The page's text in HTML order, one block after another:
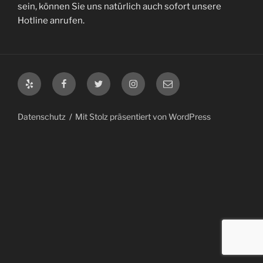
sein, können Sie uns natürlich auch sofort unsere
Hotline anrufen.
Yelp FacebookTwitter Instagram
E-
Mail
Datenschutz Mit Stolz präsentiert von WordPress